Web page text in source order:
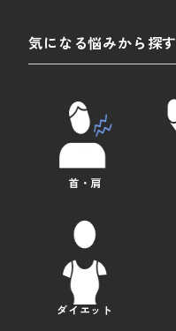
気になる悩みから探す
首・肩
ダイエット